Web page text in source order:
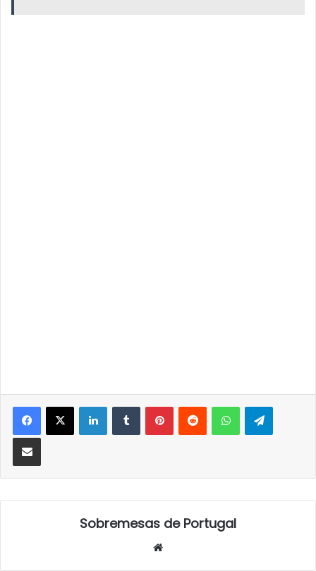
LinkedInTumblrPinterestReddit WhatsApp
Partilhar Via Email
Sobremesas de Portugal